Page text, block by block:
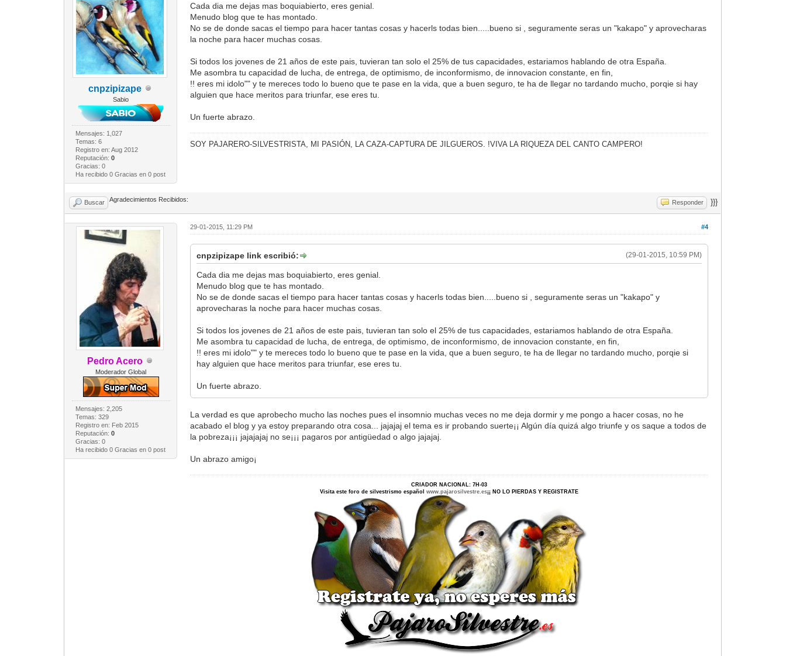
cnpzipizape
Sabio
Mensajes: 1,027
Temas: 6
Registro en: Aug 2012
Reputación: 0
Gracias: 0
Ha recibido 0 Gracias en 0 post
Cada dia me dejas mas boquiabierto, eres genial.
Menudo blog que te has montado.
No se de donde sacas el tiempo para hacer tantas cosas y hacerls todas bien.....bueno si , seguramente seras un "kakapo" y aprovecharas
la noche para hacer muchas cosas.
Si todos los jovenes de 21 años de este pais, tuvieran tan solo el 25% de tus capacidades, estariamos hablando de otra España.
Me asombra tu capacidad de lucha, de entrega, de optimismo, de inconformismo, de innovacion constante, en fin,
!! eres mi idolo"" y te mereces todo lo bueno que te pase en la vida, que a buen seguro, te ha de llegar no tardando mucho, porqie si hay
alguien que hace meritos para triunfar, ese eres tu.
Un fuerte abrazo.
SOY PAJARERO-SILVESTRISTA, MI PASIÓN, LA CAZA-CAPTURA DE JILGUEROS. !VIVA LA RIQUEZA DEL CANTO CAMPERO!
Buscar Responder }}}
Agradecimientos Recibidos:
Pedro Acero
Moderador Global
Mensajes: 2,205
Temas: 329
Registro en: Feb 2015
Reputación: 0
Gracias: 0
Ha recibido 0 Gracias en 0 post
#4
29-01-2015, 11:29 PM
(29-01-2015, 10:59 PM)
cnpzipizape link escribió:
Cada dia me dejas mas boquiabierto, eres genial.
Menudo blog que te has montado.
No se de donde sacas el tiempo para hacer tantas cosas y hacerls todas bien.....bueno si , seguramente seras un "kakapo" y
aprovecharas la noche para hacer muchas cosas.
Si todos los jovenes de 21 años de este pais, tuvieran tan solo el 25% de tus capacidades, estariamos hablando de otra España.
Me asombra tu capacidad de lucha, de entrega, de optimismo, de inconformismo, de innovacion constante, en fin,
!! eres mi idolo"" y te mereces todo lo bueno que te pase en la vida, que a buen seguro, te ha de llegar no tardando mucho, porqie si
hay alguien que hace meritos para triunfar, ese eres tu.
Un fuerte abrazo.
La verdad es que aprobecho mucho las noches pues el insomnio muchas veces no me deja dormir y me pongo a hacer cosas, no he
acabado el blog y ya estoy preparando otra cosa... jajajaj el tema es ir probando suerte¡¡ Algún día quizá algo triunfe y os saque a todos de
la pobreza¡¡¡ jajajajaj no se¡¡¡ pagaros por antigüedad o algo jajajaj.
Un abrazo amigo¡
CRIADOR NACIONAL: 7H-03
Visita este foro de silvestrismo españolwww.pajarosilvestre.es¡¡ NO LO PIERDAS Y REGISTRATE